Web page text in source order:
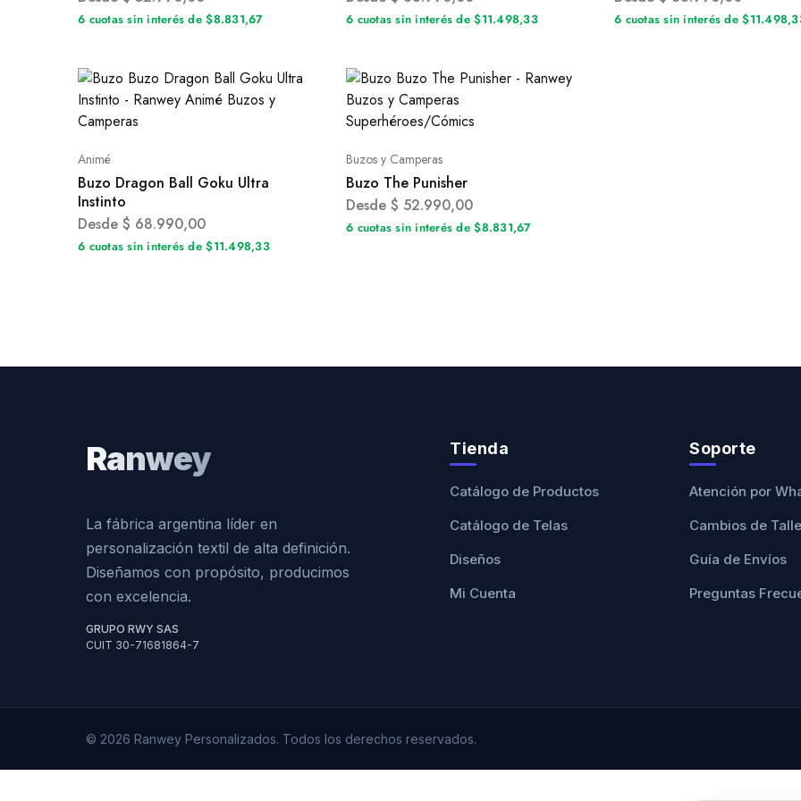
6 cuotas sin interés de $8.831,67 6 cuotas sin interés de $11.498,33 6 cuotas sin interés de
Animé
Buzo Dragon Ball Goku Ultra
Instinto
Desde $ 68.990,00
6 cuotas sin interés de $11.498,33
Buzos y Camperas
Buzo The Punisher
Desde $ 52.990,00
6 cuotas sin interés de $8.831,67
Ranwey
La fábrica argentina líder en
personalización textil de alta definición.
Diseñamos con propósito, producimos
con excelencia.
GRUPO RWY SAS
CUIT 30-71681864-7
Tienda
Catálogo de Productos
Catálogo de Telas
Diseños
Mi Cuenta
Soporte
Atención por
Cambios de
Guía de Envíos
Preguntas
© 2026 Ranwey Personalizados. Todos los derechos reservados.